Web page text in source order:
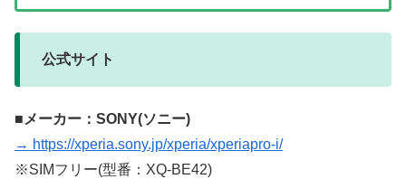
公式サイト
■メーカー：SONY(ソニー)
→ https://xperia.sony.jp/xperia/xperiapro-i/
※SIMフリー(型番：XQ-BE42)